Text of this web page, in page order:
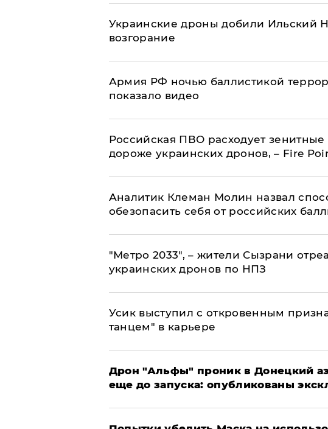
Украинские дроны добили Ильский
возгорание
Армия РФ ночью баллистикой
показало видео
Российская ПВО расходует зенитные
дороже украинских дронов, – Fire
Аналитик Клеман Молин назвал
обезопасить себя от российских
"Метро 2033", – жители Сызрани
украинских дронов по НПЗ
Усик выступил с откровенным
танцем" в карьере
Дрон "Альфы" проник в Донецкий
еще до запуска: опубликованы